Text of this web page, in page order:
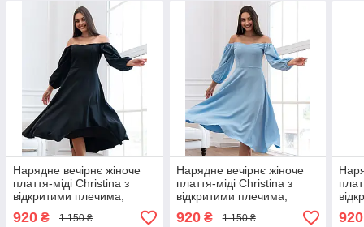
Нарядне вечірнє жіноче
плаття-міді Christina з
відкритими плечима,
чорне
920 ₴ 1 150 ₴
Нарядне вечірнє жіноче
плаття-міді Christina з
відкритими плечима,
блакитне
920₴ 1 150 ₴ 920